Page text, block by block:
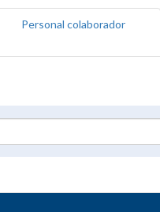
Personal colaborador